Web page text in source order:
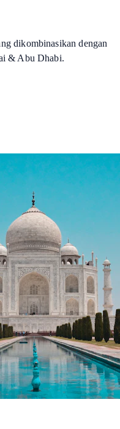
dikombinasikan dengan
& Abu Dhabi.